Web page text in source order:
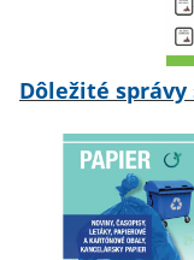
Dôležité